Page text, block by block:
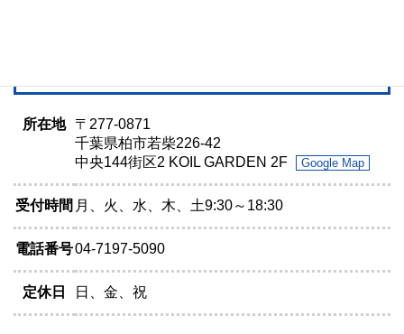
所在地
〒277-0871
千葉県柏市若柴226-42
中央144街区2 KOIL GARDEN 2F
Google Map
受付時間 月、火、水、木、土9:30～18:30
電話番号04-7197-5090
定休日 日、金、祝